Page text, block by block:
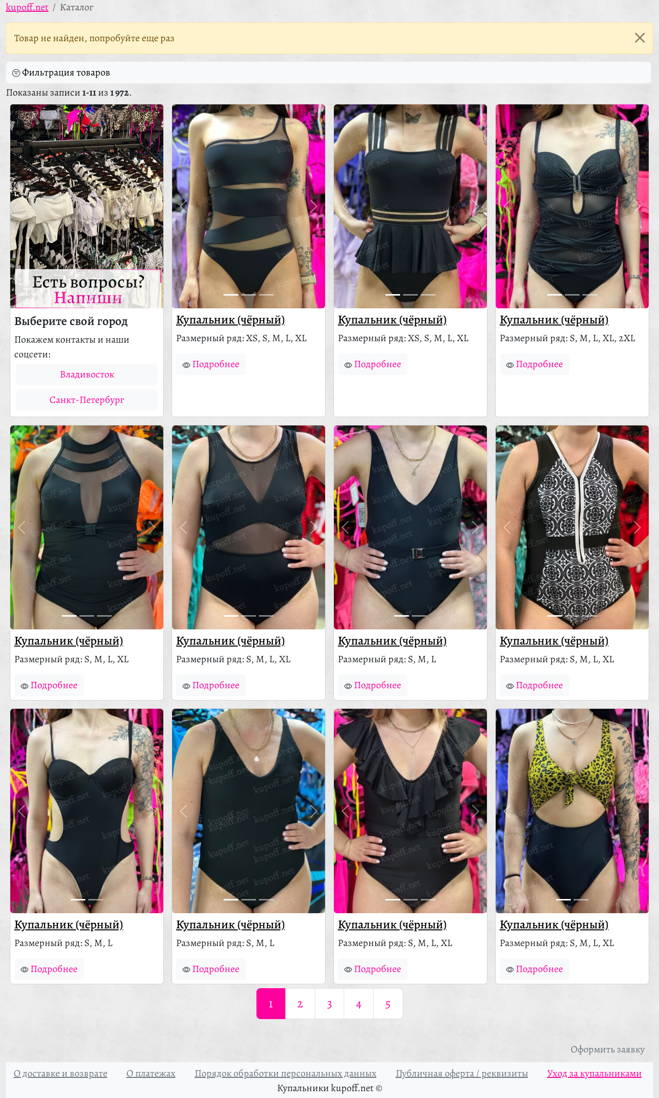
kupoff.net Каталог
Товар не найден, попробуйте еще раз
Фильтрация товаров
Показаны записи1-11из1 972.
Есть вопросы?
Напиши
Выберите свой город
Покажем контакты и наши
соцсети:
Владивосток
Санкт-Петербург
Купальник (чёрный)
Размерный ряд: XS, S, M, L, XL
Подробнее
Купальник (чёрный)
Размерный ряд: XS, S, M, L, XL
Подробнее
Купальник (чёрный)
Размерный ряд: S, M, L, XL, 2XL
Подробнее
Купальник (чёрный)
Размерный ряд: S, M, L, XL
Подробнее
Купальник (чёрный)
Размерный ряд: S, M, L, XL
Подробнее
Купальник (чёрный)
Размерный ряд: S, M, L
Подробнее
Купальник (чёрный)
Размерный ряд: S, M, L, XL
Подробнее
Купальник (чёрный)
Размерный ряд: S, M, L
Подробнее
Купальник (чёрный)
Размерный ряд: S, M, L
Подробнее
Купальник (чёрный)
Размерный ряд: S, M, L, XL
Подробнее
Купальник (чёрный)
Размерный ряд: S, M, L, XL
Подробнее
1 2 3 4 5
Оформить заявку
О доставке и возврате
О платежах Порядок обработки персональных данных Публичная оферта / реквизиты
Уход за купальниками
Купальники kupoff.net ©